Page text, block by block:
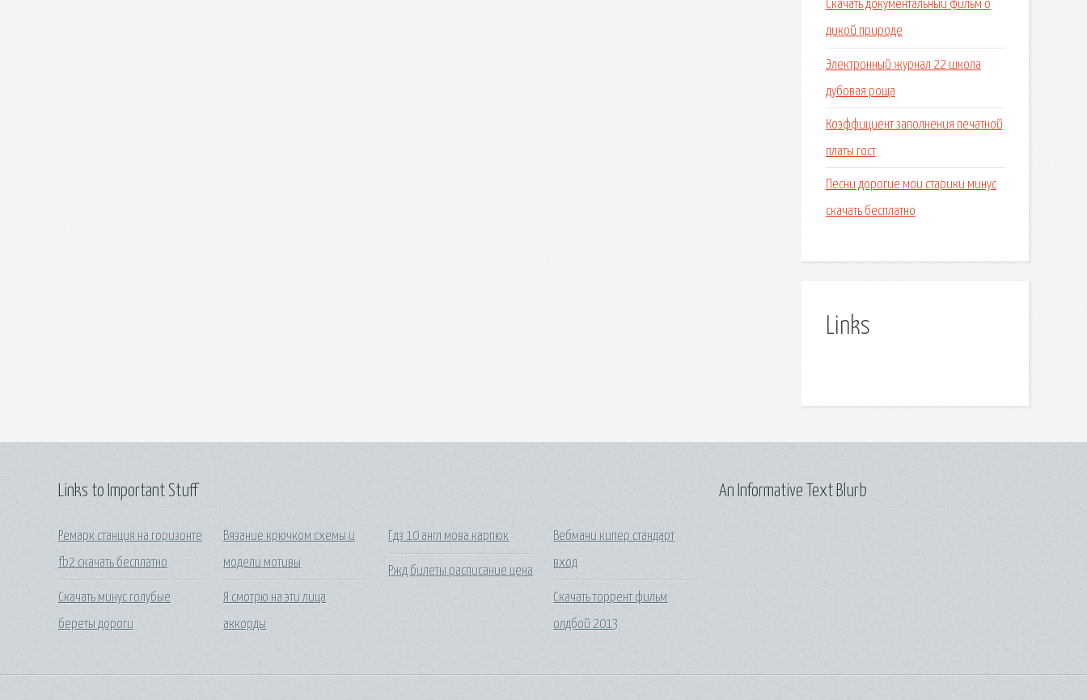
Скачать документальный фильм о
дикой природе
Электронный журнал 22 школа
дубовая роща
Коэффициент заполнения печатной
платы гост
Песни дорогие мои старики минус
скачать бесплатно
Links
Links to Important Stuff
Ремарк станция на горизонте
fb2 скачать бесплатно
Скачать минус голубые
береты дороги
Вязание крючком схемы и
модели мотивы
Я смотрю на эти лица
аккорды
Гдз 10 англ мова карпюк
Ржд билеты расписание цена
Вебмани кипер стандарт
вход
Скачать торрент фильм
олдбой 2013
An Informative Text Blurb